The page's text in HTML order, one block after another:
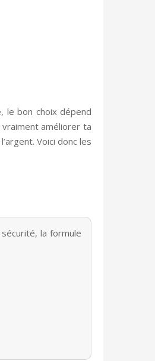
le bon choix dépend
améliorer ta
Voici donc les
la formule